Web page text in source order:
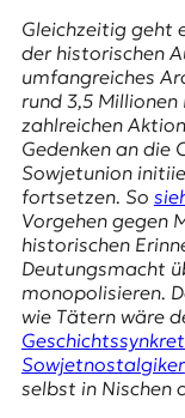
u
s
u
n
d
M
e
d
e
n
k
o
m
p
e
Gleichzeitig geht
der historischen
umfangreiches
rund 3,5
zahlreichen
Gedenken an die
Sowjetunion
fortsetzen. So
Vorgehen gegen
historischen
Deutungsmacht
monopolisieren.
wie Tätern wäre
Sowjetnostalgiker
selbst in Nischen